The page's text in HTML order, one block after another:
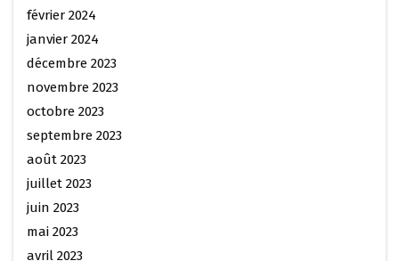
février 2024
janvier 2024
décembre 2023
novembre 2023
octobre 2023
septembre 2023
août 2023
juillet 2023
juin 2023
mai 2023
avril 2023